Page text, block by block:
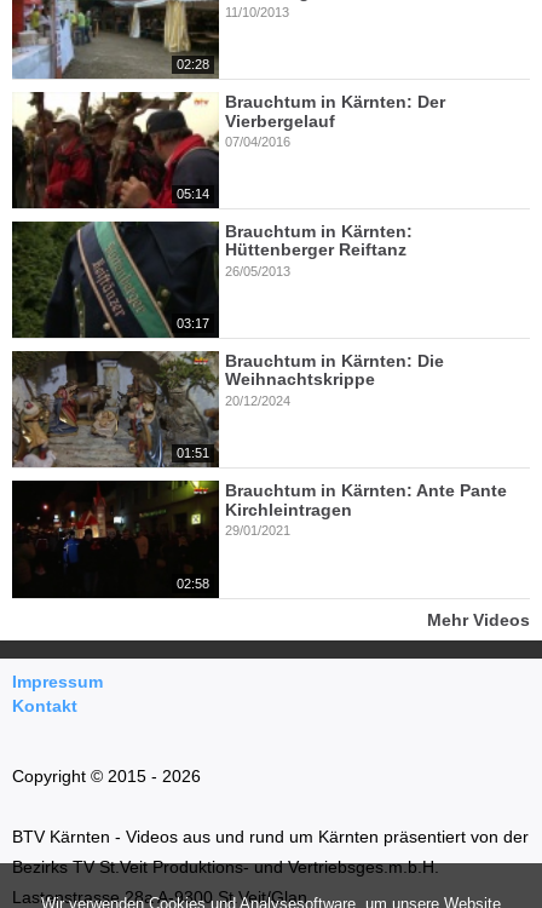
Wir verwenden Cookies und Analysesoftware, um unsere Website
02:28
11/10/2013
05:14
Brauchtum in Kärnten: Der
Vierbergelauf
07/04/2016
03:17
Brauchtum in Kärnten:
Hüttenberger Reiftanz
26/05/2013
01:51
Brauchtum in Kärnten: Die
Weihnachtskrippe
20/12/2024
02:58
Brauchtum in Kärnten: Ante Pante
Kirchleintragen
29/01/2021
Mehr Videos
Impressum
Kontakt
Copyright © 2015 - 2026
BTV Kärnten - Videos aus und rund um Kärnten präsentiert von der
Bezirks TV St.Veit Produktions- und Vertriebsges.m.b.H.
Lastenstrasse 28a A-9300 St.Veit/Glan